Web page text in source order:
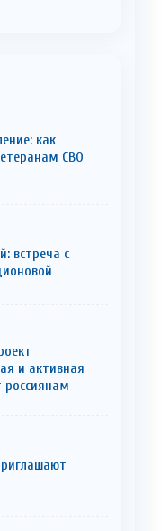
как
СВО
встреча с
и активная
россиянам